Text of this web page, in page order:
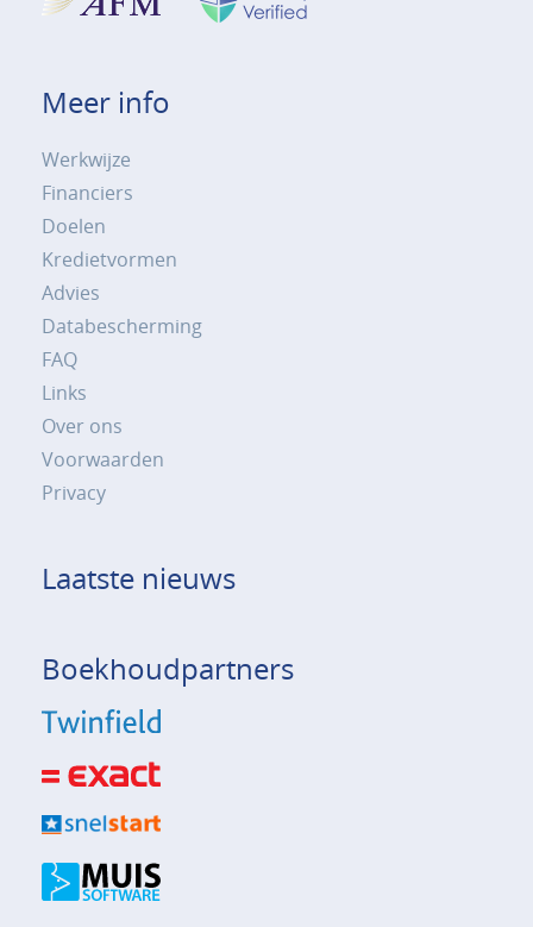
Meer info
Werkwijze
Financiers
Doelen
Kredietvormen
Advies
Databescherming
FAQ
Links
Over ons
Voorwaarden
Privacy
Laatste nieuws
Boekhoudpartners